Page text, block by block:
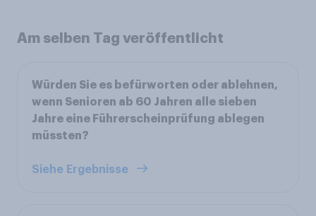
Am selben Tag veröffentlicht
Würden Sie es befürworten oder ablehnen,
wenn Senioren ab 60 Jahren alle sieben
Jahre eine Führerscheinprüfung ablegen
müssten?
Siehe Ergebnisse